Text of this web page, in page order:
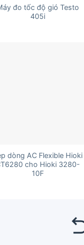
đo tốc độ gió Testo
405i
dòng AC Flexible Hioki
cho Hioki 3280-
10F